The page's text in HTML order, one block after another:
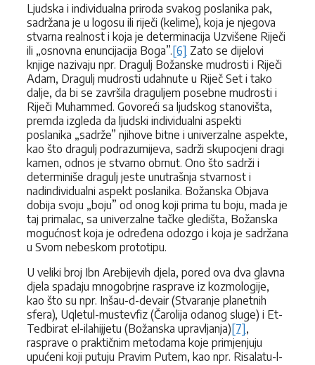
Ljudska i individualna priroda svakog poslanika pak,
sadržana je u logosu ili riječi (kelime), koja je njegova
stvarna realnost i koja je determinacija Uzvišene Riječi
ili „osnovna enuncijacija Boga”.[6] Zato se dijelovi
knjige nazivaju npr. Dragulj Božanske mudrosti i Riječi
Adam, Dragulj mudrosti udahnute u Riječ Set i tako
dalje, da bi se završila draguljem posebne mudrosti i
Riječi Muhammed. Govoreći sa ljudskog stanovišta,
premda izgleda da ljudski individualni aspekti
poslanika „sadrže” njihove bitne i univerzalne aspekte,
kao što dragulj podrazumijeva, sadrži skupocjeni dragi
kamen, odnos je stvarno obrnut. Ono što sadrži i
determiniše dragulj jeste unutrašnja stvarnost i
nadindividualni aspekt poslanika. Božanska Objava
dobija svoju „boju” od onog koji prima tu boju, mada je
taj primalac, sa univerzalne tačke gledišta, Božanska
mogućnost koja je određena odozgo i koja je sadržana
u Svom nebeskom prototipu.
U veliki broj Ibn Arebijevih djela, pored ova dva glavna
djela spadaju mnogobrjne rasprave iz kozmologije,
kao što su npr. Inšau-d-devair (Stvaranje planetnih
sfera), Uqletul-mustevfiz (Čarolija odanog sluge) i Et-
Tedbirat el-ilahijjetu (Božanska upravljanja)[7],
rasprave o praktičnim metodama koje primjenjuju
upućeni koji putuju Pravim Putem, kao npr. Risalatu-l-